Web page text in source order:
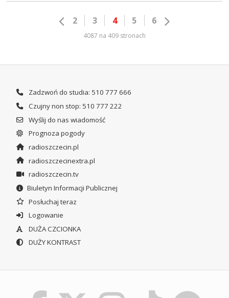
2 3 4 5 6
4087 na 409 stronach
Zadzwoń do studia: 510 777 666
Czujny non stop: 510 777 222
Wyślij do nas wiadomość
Prognoza pogody
radioszczecin.pl
radioszczecinextra.pl
radioszczecin.tv
Biuletyn Informacji Publicznej
Posłuchaj teraz
Logowanie
DUŻA CZCIONKA
DUŻY KONTRAST